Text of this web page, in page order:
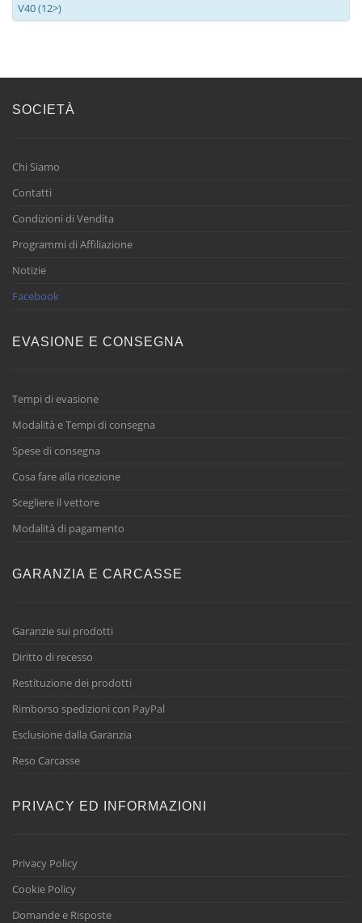
V40 (12>)
SOCIETÀ
Chi Siamo
Contatti
Condizioni di Vendita
Programmi di Affiliazione
Notizie
Facebook
EVASIONE E CONSEGNA
Tempi di evasione
Modalità e Tempi di consegna
Spese di consegna
Cosa fare alla ricezione
Scegliere il vettore
Modalità di pagamento
GARANZIA E CARCASSE
Garanzie sui prodotti
Diritto di recesso
Restituzione dei prodotti
Rimborso spedizioni con PayPal
Esclusione dalla Garanzia
Reso Carcasse
PRIVACY ED INFORMAZIONI
Privacy Policy
Cookie Policy
Domande e Risposte